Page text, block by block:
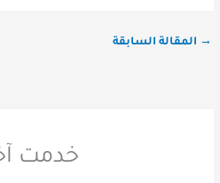
→ المقالة السابقة
خدمت